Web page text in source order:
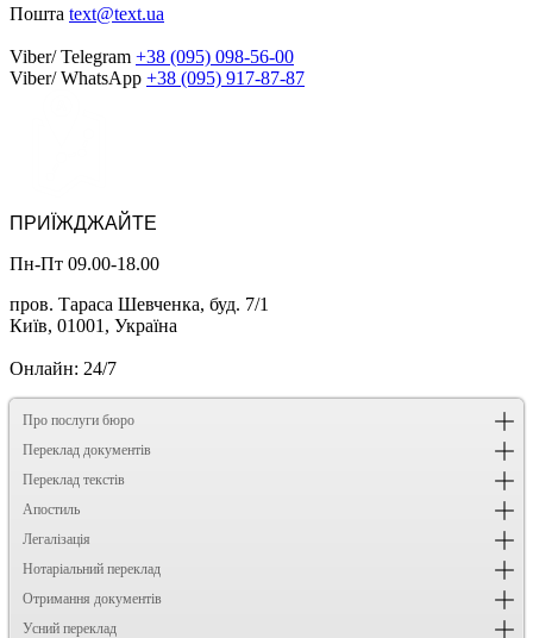
Пошта text@text.ua
Viber/ Telegram +38 (095) 098-56-00
Viber/ WhatsApp +38 (095) 917-87-87
ПРИЇЖДЖАЙТЕ
Пн-Пт 09.00-18.00
пров. Тараса Шевченка, буд. 7/1
Київ, 01001, Україна
Онлайн: 24/7
Про послуги бюро
Переклад документів
Переклад текстів
Апостиль
Легалізація
Нотаріальний переклад
Отримання документів
Усний переклад